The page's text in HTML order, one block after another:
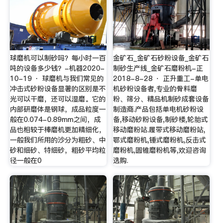
球磨机可以制砂吗？每小时一百
吨的设备多少钱？-机器2020-
10-19 · 球磨机与我们常见的
冲击式砂粉设备显著的区别是不
光可以干磨，还可以湿磨。它的
内部研磨体是钢球，成品粒度一
般在0.074-0.89mm之间，成
品也相较于棒磨机更加精细化，
一般我们所用的沙分为粗砂、中
砂和细砂、特细砂，粗砂平均粒
径一般在0
金矿石_金矿石砂粉设备_金矿石
制砂生产线_金矿石磨粉机-正
2018-8-28 · 正升重工-单电
机砂粉设备者,专业的骨料磨
粉、筛分、精品机制砂成套设备
制造商.产品包括单电机砂粉设
备,移动砂粉设备,制砂楼,轮胎式
移动磨粉站.履带式移动磨粉站,
鄂式磨粉机,锤式磨粉机,反击式
磨粉机,圆锥磨粉机等,欢迎咨询
选购.